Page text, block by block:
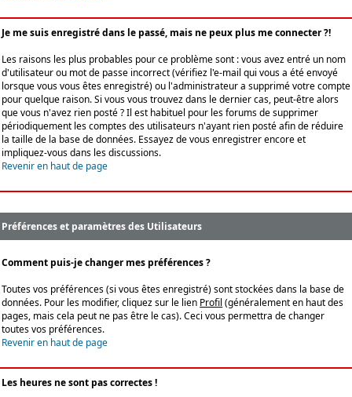
Je me suis enregistré dans le passé, mais ne peux plus me connecter ?!
Les raisons les plus probables pour ce problème sont : vous avez entré un nom
d'utilisateur ou mot de passe incorrect (vérifiez l'e-mail qui vous a été envoyé
lorsque vous vous êtes enregistré) ou l'administrateur a supprimé votre compte
pour quelque raison. Si vous vous trouvez dans le dernier cas, peut-être alors
que vous n'avez rien posté ? Il est habituel pour les forums de supprimer
périodiquement les comptes des utilisateurs n'ayant rien posté afin de réduire
la taille de la base de données. Essayez de vous enregistrer encore et
impliquez-vous dans les discussions.
Revenir en haut de page
Préférences et paramètres des Utilisateurs
Comment puis-je changer mes préférences ?
Toutes vos préférences (si vous êtes enregistré) sont stockées dans la base de
données. Pour les modifier, cliquez sur le lien Profil (généralement en haut des
pages, mais cela peut ne pas être le cas). Ceci vous permettra de changer
toutes vos préférences.
Revenir en haut de page
Les heures ne sont pas correctes !